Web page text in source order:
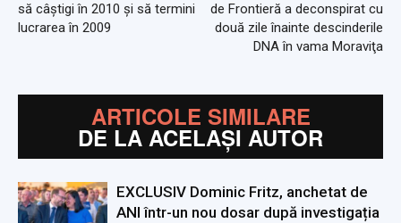
să câştigi în 2010 şi să termini
lucrarea în 2009
de Frontieră a deconspirat cu
două zile înainte descinderile
DNA în vama Moraviţa
ARTICOLE SIMILARE
DE LA ACELAȘI AUTOR
EXCLUSIV Dominic Fritz, anchetat de
ANI într-un nou dosar după investigația